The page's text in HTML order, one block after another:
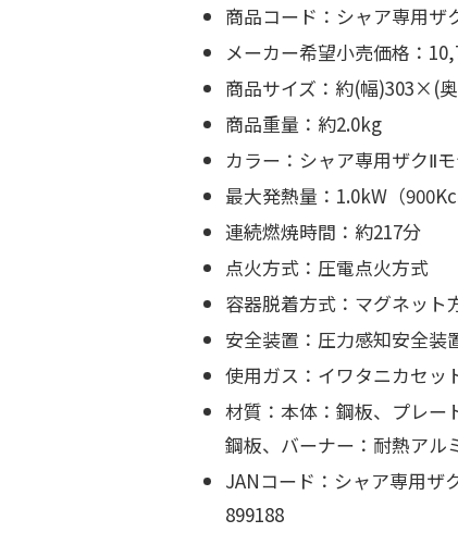
商品コード： シャア専用ザ
メーカー希望小売価格：
商品サイズ： 約(幅)303×(
商品重量： 約2.0kg
カラー： シャア専用ザクⅡモ
最大発熱量： 1.0kW（
連続燃焼時間： 約217分
点火方式： 圧電点火方式
容器脱着方式： マグネット
安全装置： 圧力感知安全
使用ガス： イワタニカセッ
材質： 本体：鋼板、 プレー
鋼板、 バーナー：耐熱アル
JANコード： シャア専用ザ
899188